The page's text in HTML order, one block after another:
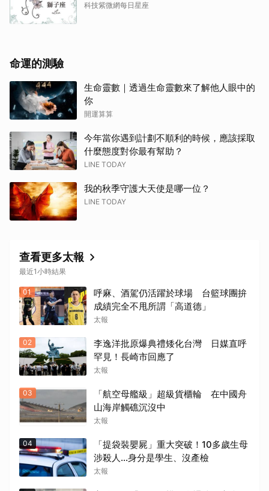
科技紫微網每日星座
命運的測驗
生命靈數｜透過生命靈數來了解他人眼中的
你
開運算算
今年當你遇到計劃不順利的時候，應該採取
什麼態度對你最有幫助？
LINE TODAY
我的秋季守護大天使是哪一位？
LINE TODAY
查看更多太報
最近1小時結果
01
呼麻、酒駕仍活躍於球場 台籃球團拚
成績完全不甩所謂「高道德」
太報
02
李逸洋批原爆典禮矮化台灣 日媒直呼
罕見！長崎市回應了
太報
03
「航空母艦級」超級貨櫃輪 在中國舟
山海岸觸礁沉沒中
太報
04
「提袋裝嬰屍」重大突破！10多歲生母
涉殺人...身分是學生、沒產檢
太報